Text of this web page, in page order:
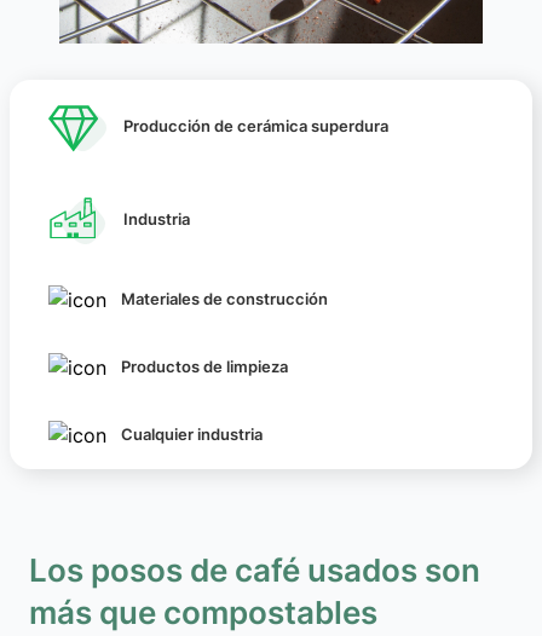
Producción de cerámica superdura
Industria
Materiales de construcción
Productos de limpieza
Cualquier industria
Los posos de café usados son
más que compostables